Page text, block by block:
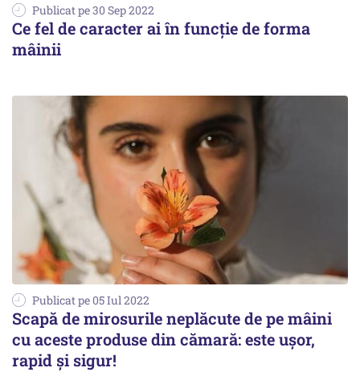
Publicat pe 30 Sep 2022
Ce fel de caracter ai în funcţie de forma
mâinii
Publicat pe 05 Iul 2022
Scapă de mirosurile neplăcute de pe mâini
cu aceste produse din cămară: este ușor,
rapid și sigur!